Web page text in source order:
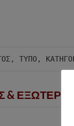
&